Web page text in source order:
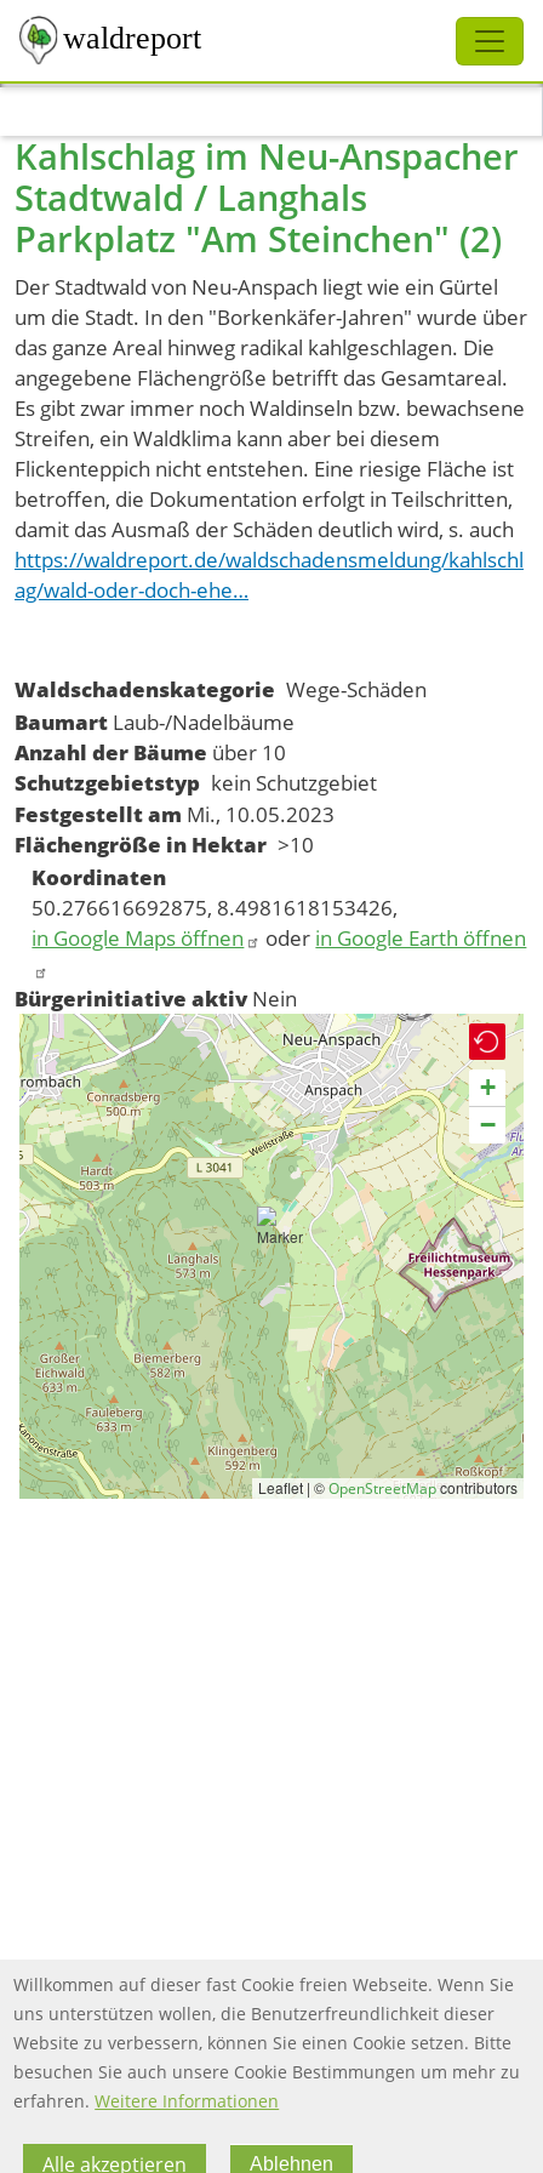
waldreport
Kahlschlag im Neu-Anspacher
Stadtwald / Langhals
Parkplatz "Am Steinchen" (2)
Der Stadtwald von Neu-Anspach liegt wie ein Gürtel
um die Stadt. In den "Borkenkäfer-Jahren" wurde über
das ganze Areal hinweg radikal kahlgeschlagen. Die
angegebene Flächengröße betrifft das Gesamtareal.
Es gibt zwar immer noch Waldinseln bzw. bewachsene
Streifen, ein Waldklima kann aber bei diesem
Flickenteppich nicht entstehen. Eine riesige Fläche ist
betroffen, die Dokumentation erfolgt in Teilschritten,
damit das Ausmaß der Schäden deutlich wird, s. auch
https://waldreport.de/waldschadensmeldung/kahlschl
ag/wald-oder-doch-ehe…
Waldschadenskategorie Wege-Schäden
Baumart Laub-/Nadelbäume
Anzahl der Bäume über 10
Schutzgebietstyp kein Schutzgebiet
Festgestellt am Mi., 10.05.2023
Flächengröße in Hektar >10
Koordinaten
50.276616692875, 8.4981618153426,
in Google Maps öffnen
oder in Google Earth öffnen
Bürgerinitiative aktiv Nein
+
−
Leaflet | ©OpenStreetMapcontributors
Schliessen
Willkommen auf dieser fast Cookie freien Webseite. Wenn Sie
uns unterstützen wollen, die Benutzerfreundlichkeit dieser
Website zu verbessern, können Sie einen Cookie setzen. Bitte
besuchen Sie auch unsere Cookie Bestimmungen um mehr zu
erfahren. Weitere Informationen
Alle akzeptieren Ablehnen